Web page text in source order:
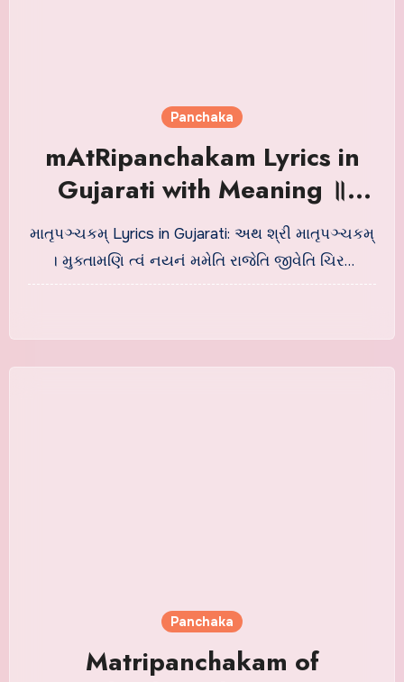
Panchaka
mAtRipanchakam Lyrics in
Gujarati with Meaning ॥
માતૃપઞ્ચકમ્ ॥
માતૃપઞ્ચકમ્ Lyrics in Gujarati: અથ શ્રી માતૃપઞ્ચકમ્
। મુક્તામણિ ત્વં નયનં મમેતિ રાજેતિ જીવેતિ ચિર…
Panchaka
Matripanchakam of